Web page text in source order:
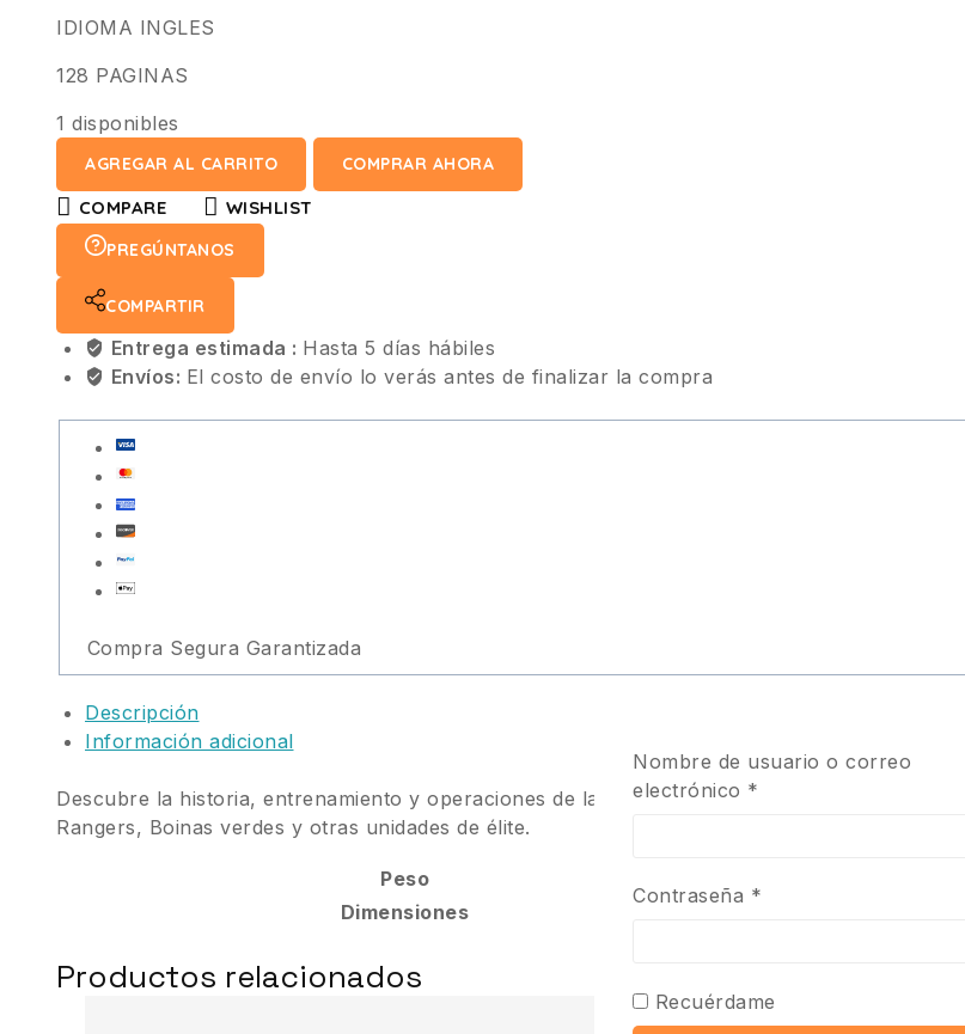
IDIOMA INGLES
128 PAGINAS
1 disponibles
AGREGAR AL CARRITO COMPRAR AHORA
COMPARE WISHLIST
PREGÚNTANOS
COMPARTIR
Entrega estimada : Hasta 5 días hábiles
Envíos: El costo de envío lo verás antes de finalizar la compra
Compra Segura Garantizada
Descripción
Información adicional
Descubre la historia, entrenamiento y operaciones de las fuerzas especiales
Rangers, Boinas verdes y otras unidades de élite.
Peso
Dimensiones
Productos relacionados
Nombre de usuario o correo
electrónico *
Contraseña *
Recuérdame